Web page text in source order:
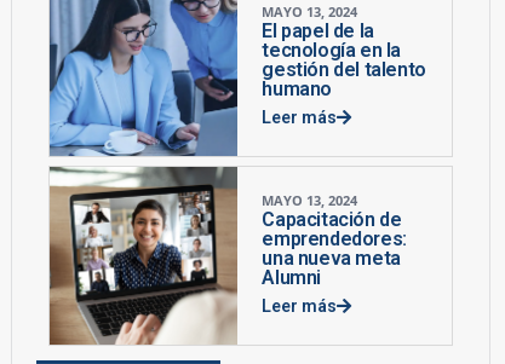
MAYO 13, 2024
El papel de la
tecnología en la
gestión del talento
humano
Leer más
MAYO 13, 2024
Capacitación de
emprendedores:
una nueva meta
Alumni
Leer más